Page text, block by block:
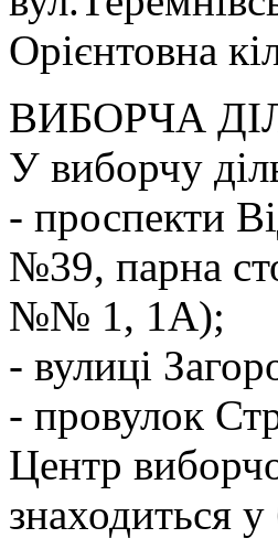
Орієнтовна
ВИБОРЧА
У виборчу
- проспекти
№39, парна
№№ 1, 1А);
- вулиці
- провулок
Центр
знаходиться у